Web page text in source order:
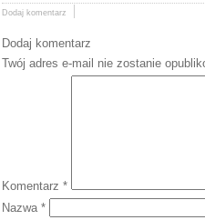
Dodaj komentarz
Dodaj komentarz
Twój adres e-mail nie zostanie
Komentarz *
Nazwa *